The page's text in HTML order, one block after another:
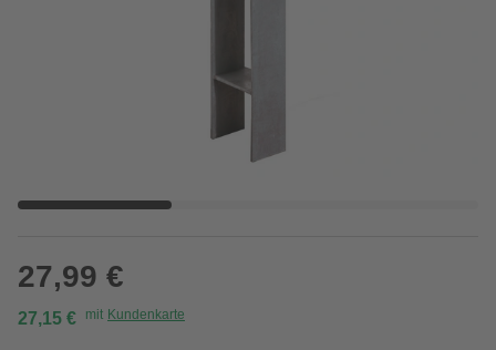
27,99 €
27,15 € mit Kundenkarte